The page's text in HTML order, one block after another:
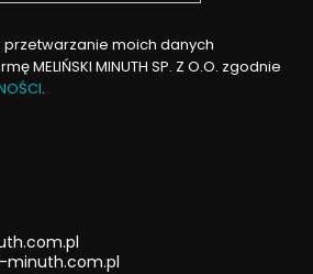
moich danych
MELIŃSKI MINUTH SP. Z O.O. zgodnie
.
minuth.com.pl